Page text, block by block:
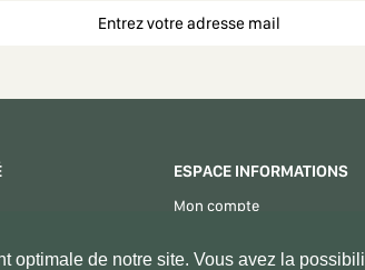
optimale de notre site. Vous avez la
ESPACE INFORMATIONS
Mon compte